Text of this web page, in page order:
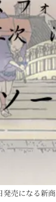
売になる新